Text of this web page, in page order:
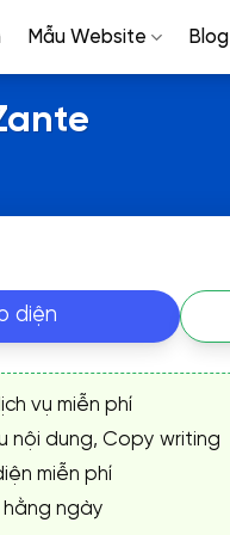
Mẫu Website Blog
diện
vụ miễn phí
nội dung, Copy writing
miễn phí
hằng ngày